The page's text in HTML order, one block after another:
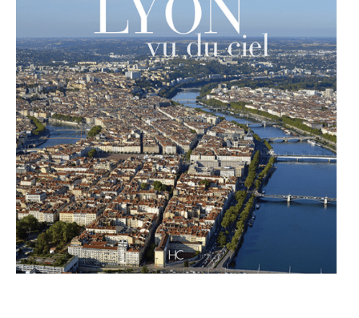
IMAGES D’ANTAN
LITTÉRATURE
HORS COLLECTION
ACTUALITÉS
LA MAISON
CONTACT